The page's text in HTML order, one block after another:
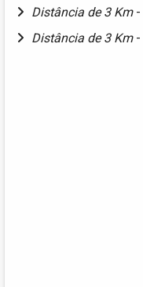
Distância de 3 Km -
Distância de 3 Km -